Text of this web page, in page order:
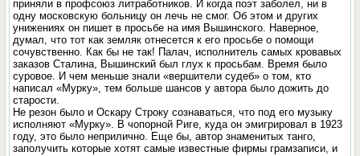
приняли в профсоюз литработников. И когда поэт заболел, ни в
одну московскую больницу он лечь не смог. Об этом и других
унижениях он пишет в просьбе на имя Вышинского. Наверное,
думал, что тот как земляк отнесется к его просьбе о помощи
сочувственно. Как бы не так! Палач, исполнитель самых кровавых
заказов Сталина, Вышинский был глух к просьбам. Время было
суровое. И чем меньше знали «вершители судеб» о том, кто
написал «Мурку», тем больше шансов у автора было дожить до
старости.
Не резон было и Оскару Строку сознаваться, что под его музыку
исполняют «Мурку». В чопорной Риге, куда он эмигрировал в 1923
году, это было неприлично. Еще бы, автор знаменитых танго,
заполучить которые хотят самые известные фирмы грамзаписи, и